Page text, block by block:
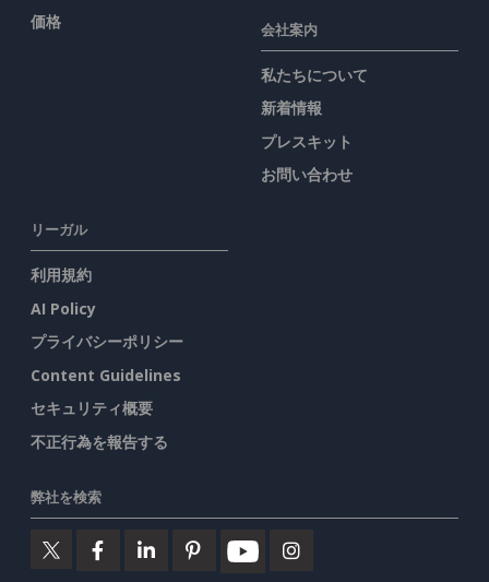
価格
会社案内
私たちについて
新着情報
プレスキット
お問い合わせ
リーガル
利用規約
AI Policy
プライバシーポリシー
Content Guidelines
セキュリティ概要
不正行為を報告する
弊社を検索